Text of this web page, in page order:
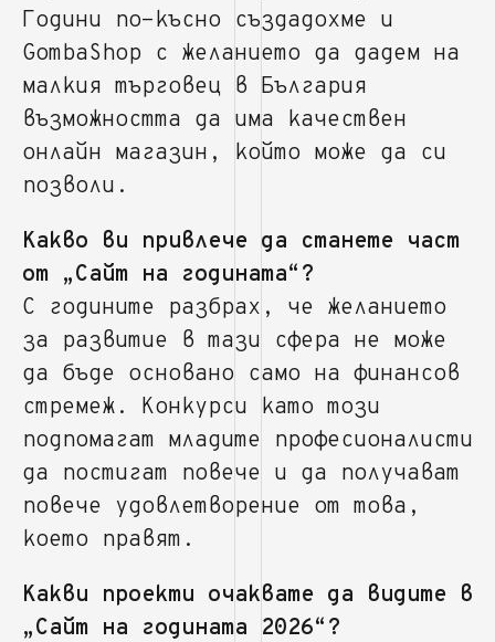
Години по-късно създадохме и
GombaShop с желанието да дадем на
малкия търговец в България
възможността да има качествен
онлайн магазин, който може да си
позволи.
Какво ви привлече да станете част
от „Сайт на годината“?
С годините разбрах, че желанието
за развитие в тази сфера не може
да бъде основано само на финансов
стремеж. Конкурси като този
подпомагат младите професионалисти
да постигат повече и да получават
повече удовлетворение от това,
което правят.
Какви проекти очаквате да видите в
„Сайт на годината 2026“?